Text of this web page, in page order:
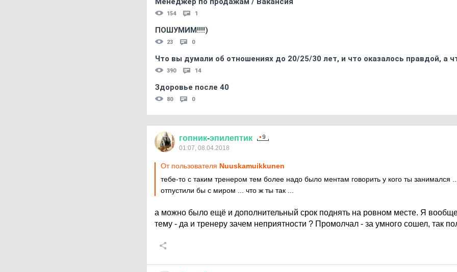
154 1
ПОШУМИМ!!!!)
23 0
Что вы думали об отношениях до 20/25/30 лет, и что оказалось правдой, а
390 14
Здоровье после 40
80 0
гопник-эпилептик
01:07, 08.04.2018
От пользователя Nuuskamuikkunen
тебе-то с таким тренером тем более надо было ментам говорить у кого ты занимался
отпустили бы с миром ... что ж ты так ...
а можно было ещё и дополнительный срок поднять на ровном месте. Я вообще
тему - да и тренеру зачем неприятности ? Промолчал - за умного сошел, так